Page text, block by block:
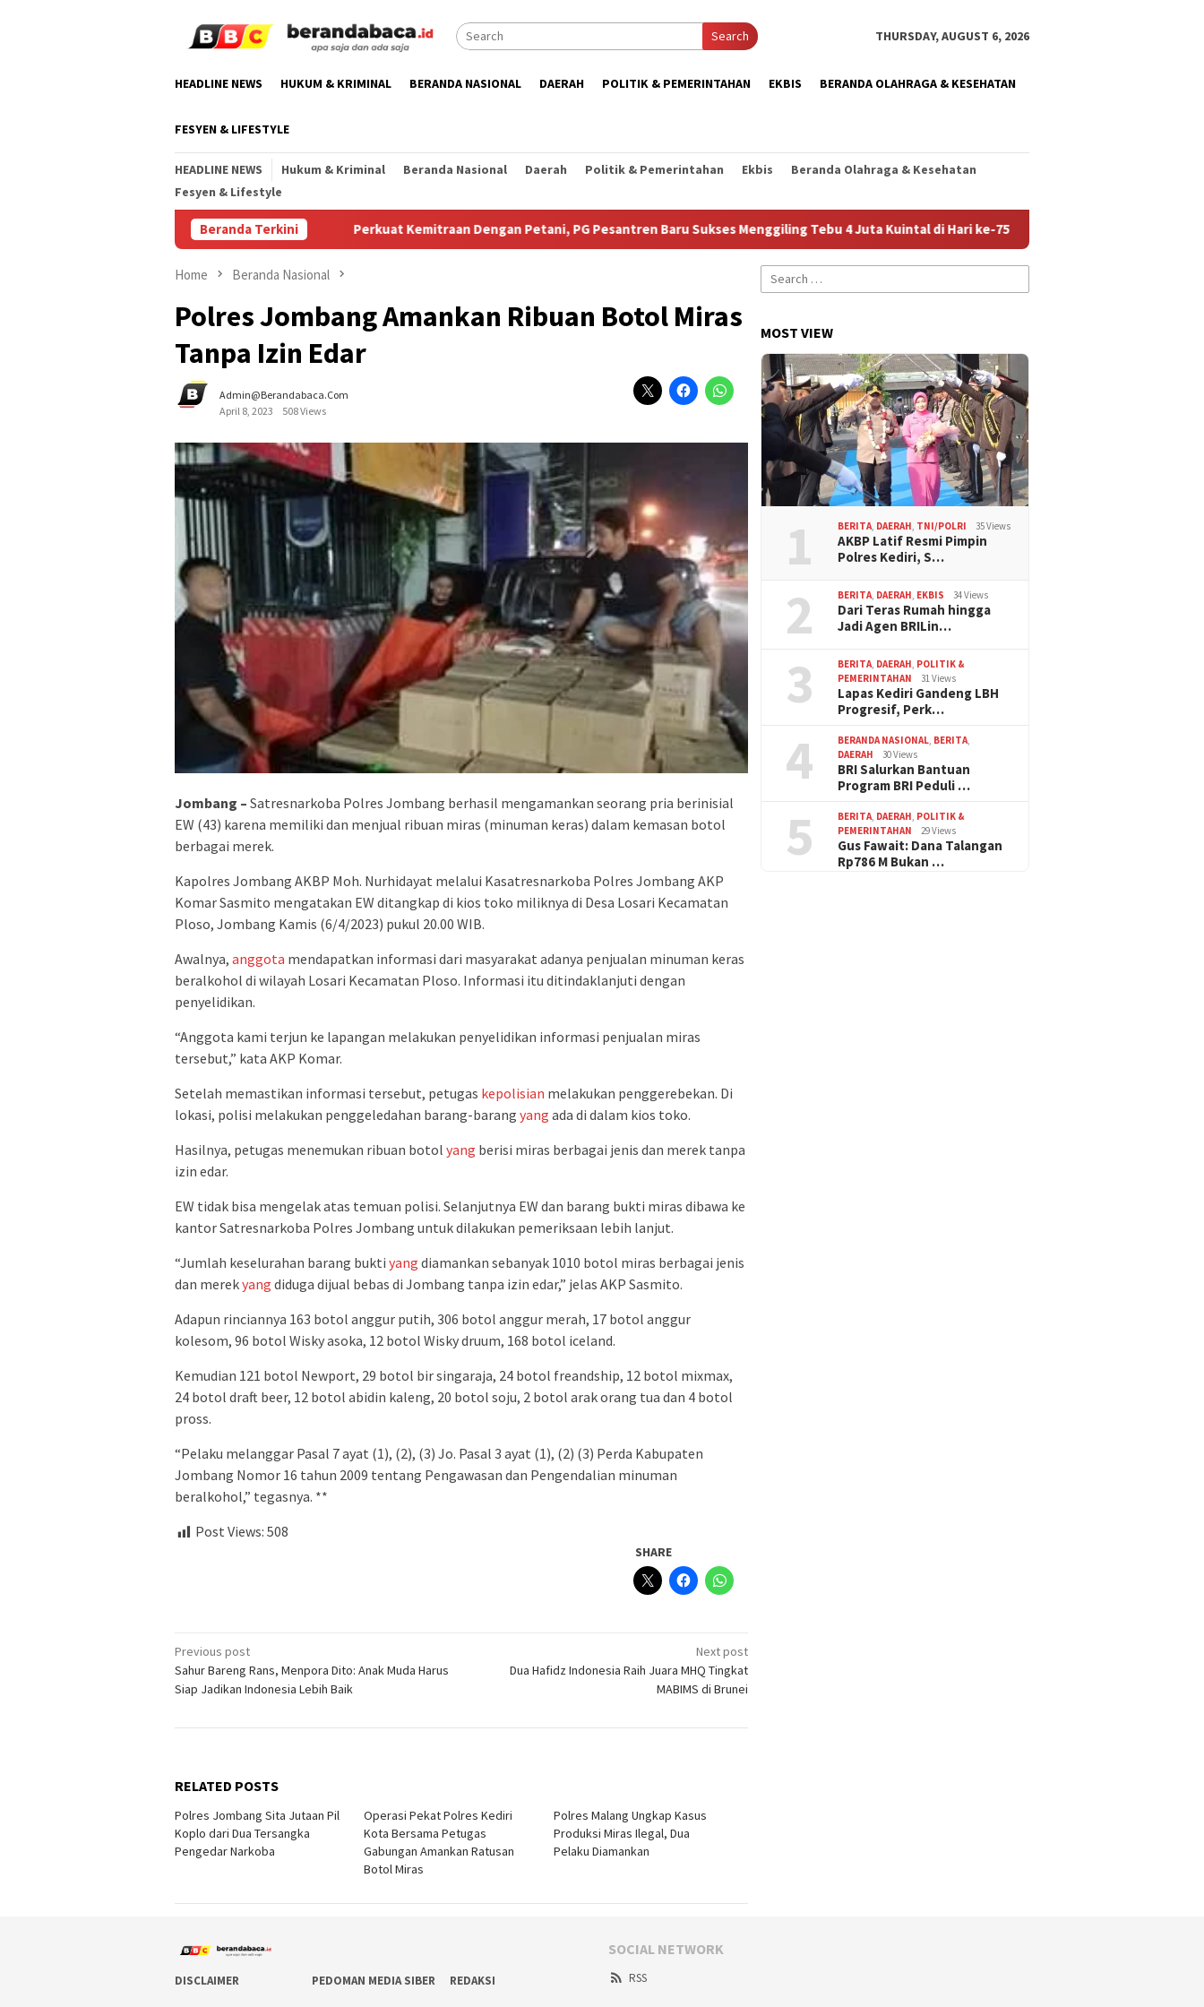
Search THURSDAY, AUGUST 6, 2026
HEADLINE NEWS HUKUM & KRIMINAL BERANDA NASIONAL DAERAH POLITIK & PEMERINTAHAN EKBIS BERANDA OLAHRAGA & KESEHATAN
FESYEN & LIFESTYLE
HEADLINE NEWS Hukum & Kriminal Beranda Nasional Daerah Politik & Pemerintahan Ekbis
Beranda Olahraga & Kesehatan
Fesyen & Lifestyle
Beranda Terkini
JKN yang Kian Mudah Diakses Perkuat Kemitraan Dengan Petani, PG Pesantren Baru Sukses Menggiling Tebu 4 Juta Kuintal di Hari ke-75 Jumlah Rekening dan Nominal
Home Beranda Nasional
Polres Jombang Amankan Ribuan Botol Miras
Tanpa Izin Edar
Admin@berandabaca.com
April 8, 2023
508 Views
Jombang – Satresnarkoba Polres Jombang berhasil mengamankan seorang pria berinisial
EW (43) karena memiliki dan menjual ribuan miras (minuman keras) dalam kemasan botol
berbagai merek.
Kapolres Jombang AKBP Moh. Nurhidayat melalui Kasatresnarkoba Polres Jombang AKP
Komar Sasmito mengatakan EW ditangkap di kios toko miliknya di Desa Losari Kecamatan
Ploso, Jombang Kamis (6/4/2023) pukul 20.00 WIB.
Awalnya, anggota mendapatkan informasi dari masyarakat adanya penjualan minuman keras
beralkohol di wilayah Losari Kecamatan Ploso. Informasi itu ditindaklanjuti dengan
penyelidikan.
“Anggota kami terjun ke lapangan melakukan penyelidikan informasi penjualan miras
tersebut,” kata AKP Komar.
Setelah memastikan informasi tersebut, petugas kepolisian melakukan penggerebekan. Di
lokasi, polisi melakukan penggeledahan barang-barang yang ada di dalam kios toko.
Hasilnya, petugas menemukan ribuan botol yang berisi miras berbagai jenis dan merek tanpa
izin edar.
EW tidak bisa mengelak atas temuan polisi. Selanjutnya EW dan barang bukti miras dibawa ke
kantor Satresnarkoba Polres Jombang untuk dilakukan pemeriksaan lebih lanjut.
“Jumlah keselurahan barang bukti yang diamankan sebanyak 1010 botol miras berbagai jenis
dan merekyang diduga dijual bebas di Jombang tanpa izin edar,” jelas AKP Sasmito.
Adapun rinciannya 163 botol anggur putih, 306 botol anggur merah, 17 botol anggur
kolesom, 96 botol Wisky asoka, 12 botol Wisky druum, 168 botol iceland.
Kemudian 121 botol Newport, 29 botol bir singaraja, 24 botol freandship, 12 botol mixmax,
24 botol draft beer, 12 botol abidin kaleng, 20 botol soju, 2 botol arak orang tua dan 4 botol
pross.
“Pelaku melanggar Pasal 7 ayat (1), (2), (3) Jo. Pasal 3 ayat (1), (2) (3) Perda Kabupaten
Jombang Nomor 16 tahun 2009 tentang Pengawasan dan Pengendalian minuman
beralkohol,” tegasnya. **
Post Views: 508
SHARE
Post
navigation
Previous post
Sahur Bareng Rans, Menpora Dito: Anak Muda Harus
Siap Jadikan Indonesia Lebih Baik
Next post
Dua Hafidz Indonesia Raih Juara MHQ Tingkat
MABIMS di Brunei
RELATED POSTS
Polres Jombang Sita Jutaan Pil
Koplo dari Dua Tersangka
Pengedar Narkoba
Operasi Pekat Polres Kediri
Kota Bersama Petugas
Gabungan Amankan Ratusan
Botol Miras
Polres Malang Ungkap Kasus
Produksi Miras Ilegal, Dua
Pelaku Diamankan
Search
for:
MOST VIEW
1 BERITA DAERAH TNI/POLRI 35 Views
AKBP Latif Resmi Pimpin
Polres Kediri, S…
2 BERITA DAERAH EKBIS 34 Views
Dari Teras Rumah hingga
Jadi Agen BRILin…
3 BERITA DAERAH POLITIK &
PEMERINTAHAN
31 Views
Lapas Kediri Gandeng LBH
Progresif, Perk…
4 BERANDA NASIONAL BERITA
DAERAH
30 Views
BRI Salurkan Bantuan
Program BRI Peduli …
5 BERITA DAERAH POLITIK &
PEMERINTAHAN
29 Views
Gus Fawait: Dana Talangan
Rp786 M Bukan …
DISCLAIMER PEDOMAN MEDIA SIBER REDAKSI
SOCIAL NETWORK
RSS